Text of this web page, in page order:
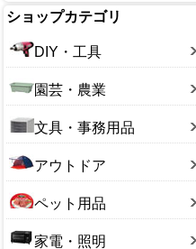
ショップカテゴリ
DIY・工具
園芸・農業
文具・事務用品
アウトドア
ペット用品
家電・照明